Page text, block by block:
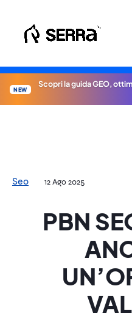
contenuto
NEW
Scopri la guida GEO,
Seo 12 Ago 2025
PBN